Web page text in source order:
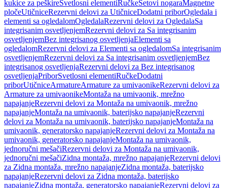
kukice za peškireSvetlosni elementiRučkeSetovi nogaraMagnetne
pločeUtičniceRezervni delovi za UtičniceDodatni priborOgledala i
elementi sa ogledalomOgledalaRezervni delovi za OgledalaSa
integrisanim osvetljenjemRezervni delovi za Sa integrisanim
osvetljenjemBez integrisanog osvetljenjaElementi sa
ogledalomRezervni delovi za Elementi sa ogledalomSa integrisanim
osvetljenjemRezervni delovi za Sa integrisanim osvetljenjemBez
integrisanog osvetljenjaRezervni delovi za Bez integrisanog
osvetljenjaPriborSvetlosni elementiRučkeDodatni
priborUtičniceArmatureArmature za umivaonikeRezervni delovi za
Armature za umivaonikeMontaža na umivaonik, mrežno
napajanjeRezervni delovi za Montaža na umivaonik, mrežno
napajanjeMontaža na umivaonik, baterijsko napajanjeRezervni
delovi za Montaža na umivaonik, baterijsko napajanjeMontaža na
umivaonik, generatorsko napajanjeRezervni delovi za Montaža na
umivaonik, generatorsko napajanjeMontaža na umivaonik,
jednoručni mešačiRezervni delovi za Montaža na umivaonik,
jednoručni mešačiZidna montaža, mrežno napajanjeRezervni delovi
za Zidna montaža, mrežno napajanjeZidna montaža, baterijsko
napajanjeRezervni delovi za Zidna montaža, baterijsko
napajanjeZidna montaža, generatorsko napajanjeRezervni delovi za